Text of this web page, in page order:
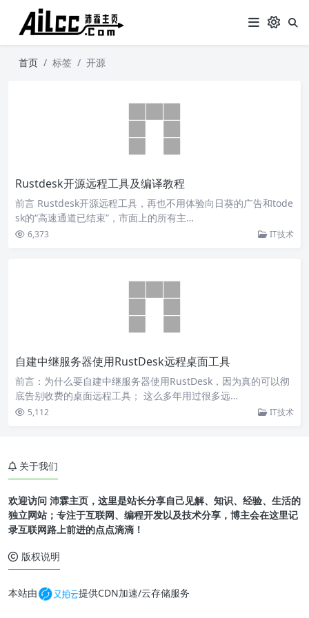
首页 标签 开源
Rustdesk开源远程工具及编译教程
前言 Rustdesk开源远程工具，再也不用体验向日葵的广告和tode
sk的“高速通道已结束”，市面上的所有主…
6,373 IT技术
自建中继服务器使用RustDesk远程桌面工具
前言：为什么要自建中继服务器使用RustDesk，因为真的可以彻
底告别收费的桌面远程工具； 这么多年用过很多远…
5,112 IT技术
关于我们
欢迎访问 沛霖主页，这里是站长分享自己见解、知识、经验、生活的
独立网站；专注于互联网、编程开发以及技术分享，博主会在这里记
录互联网路上前进的点点滴滴！
版权说明
本站由 提供CDN加速/云存储服务